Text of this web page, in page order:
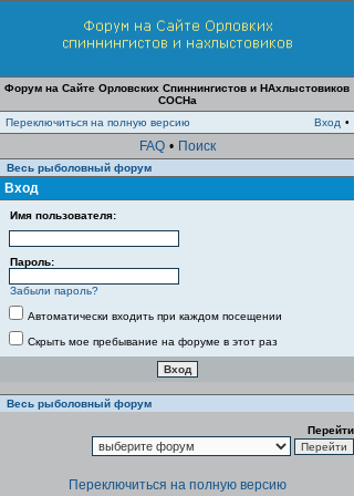
Форум на Сайте Орловских Спиннингистов и НАхлыстовиков
СОСНа
Переключиться на полную версию
Вход •
FAQ • Поиск
Весь рыболовный форум
Вход
Имя пользователя:
Пароль:
Забыли пароль?
Автоматически входить при каждом посещении
Скрыть мое пребывание на форуме в этот раз
Весь рыболовный форум
Перейти
Переключиться на полную версию